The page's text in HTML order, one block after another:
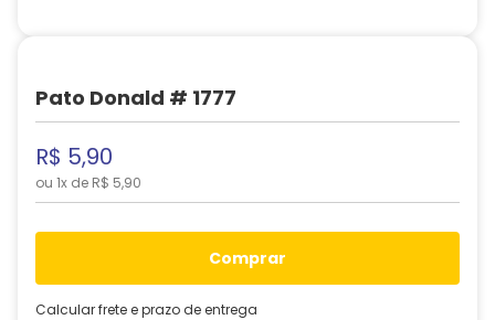
Pato Donald # 1777
R$ 5,90
ou 1x de R$ 5,90
comprar
Calcular frete e prazo de entrega